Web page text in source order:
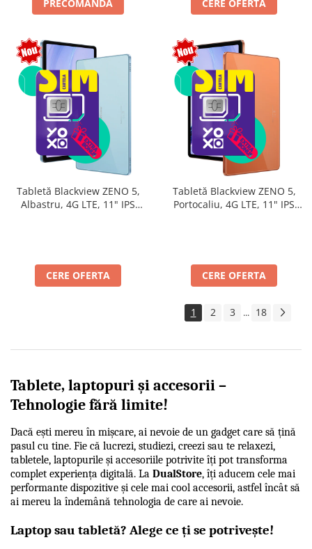
PRECOMANDA CERE OFERTA
Tabletă Blackview ZENO 5,
Albastru, 4G LTE, 11" IPS
SIM
CERE OFERTA
Tabletă Blackview ZENO 5,
Portocaliu, 4G LTE, 11" IPS
SIM
CERE OFERTA
1 2 3 ... 18
Tablete, laptopuri și accesorii –
Tehnologie fără limite!
Dacă ești mereu în mișcare, ai nevoie de un gadget care să țină
pasul cu tine. Fie că lucrezi, studiezi, creezi sau te relaxezi,
tabletele, laptopurile și accesoriile potrivite îți pot transforma
complet experiența digitală. La DualStore, îți aducem cele mai
performante dispozitive și cele mai cool accesorii, astfel încât să
ai mereu la îndemână tehnologia de care ai nevoie.
Laptop sau tabletă? Alege ce ți se potrivește!